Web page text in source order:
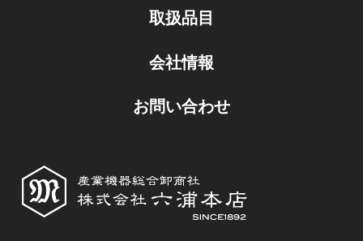
取扱品目
会社情報
お問い合わせ